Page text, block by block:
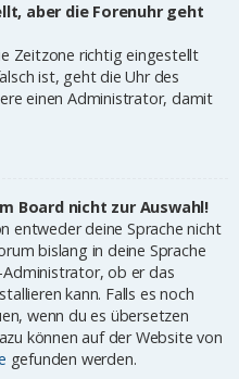
aber die Forenuhr geht
Zeitzone richtig eingestellt
ist, geht die Uhr des
einen Administrator, damit
Board nicht zur Auswahl!
entweder deine Sprache nicht
bislang in deine Sprache
ob er das
kann. Falls es noch
wenn du es übersetzen
können auf der Website von
gefunden werden.